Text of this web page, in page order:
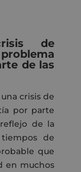
de
de las
crisis de
por parte
de la
de
que
en muchos